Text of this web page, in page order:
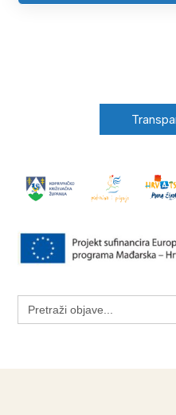
Search
for: